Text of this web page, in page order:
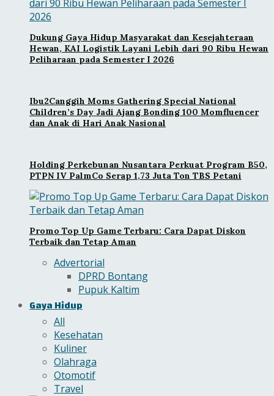
Dukung Gaya Hidup Masyarakat dan Kesejahteraan
Hewan, KAI Logistik Layani Lebih dari 90 Ribu Hewan
Peliharaan pada Semester I 2026
Ibu2Canggih Moms Gathering Special National
Children’s Day Jadi Ajang Bonding 100 Momfluencer
dan Anak di Hari Anak Nasional
Holding Perkebunan Nusantara Perkuat Program B50,
PTPN IV PalmCo Serap 1,73 Juta Ton TBS Petani
Promo Top Up Game Terbaru: Cara Dapat Diskon
Terbaik dan Tetap Aman
Advertorial
DPRD Bontang
Pupuk Kaltim
Gaya Hidup
All
Kesehatan
Kuliner
Olahraga
Otomotif
Travel